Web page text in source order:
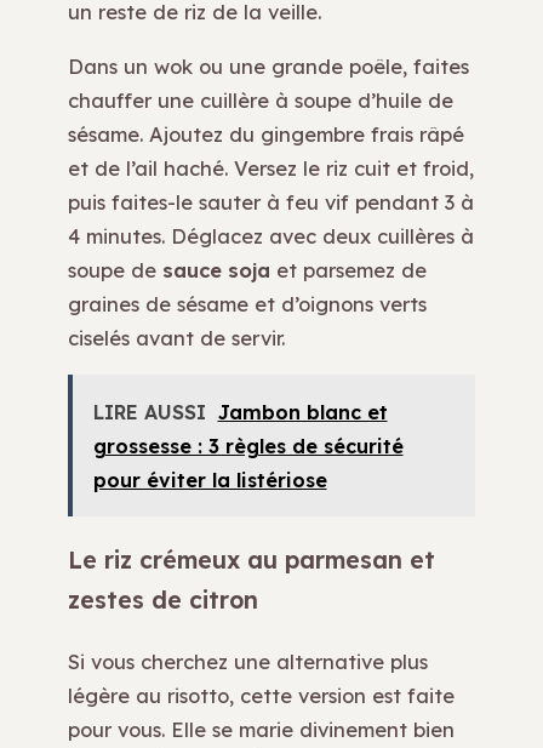
un reste de riz de la veille.
Dans un wok ou une grande poêle, faites
chauffer une cuillère à soupe d’huile de
sésame. Ajoutez du gingembre frais râpé
et de l’ail haché. Versez le riz cuit et froid,
puis faites-le sauter à feu vif pendant 3 à
4 minutes. Déglacez avec deux cuillères à
soupe de sauce soja et parsemez de
graines de sésame et d’oignons verts
ciselés avant de servir.
LIRE AUSSI Jambon blanc et
grossesse : 3 règles de sécurité
pour éviter la listériose
Le riz crémeux au parmesan et
zestes de citron
Si vous cherchez une alternative plus
légère au risotto, cette version est faite
pour vous. Elle se marie divinement bien